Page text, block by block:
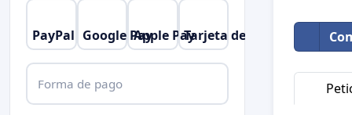
PayPal Google PayApple PayTarjeta de crédito
Forma de pago